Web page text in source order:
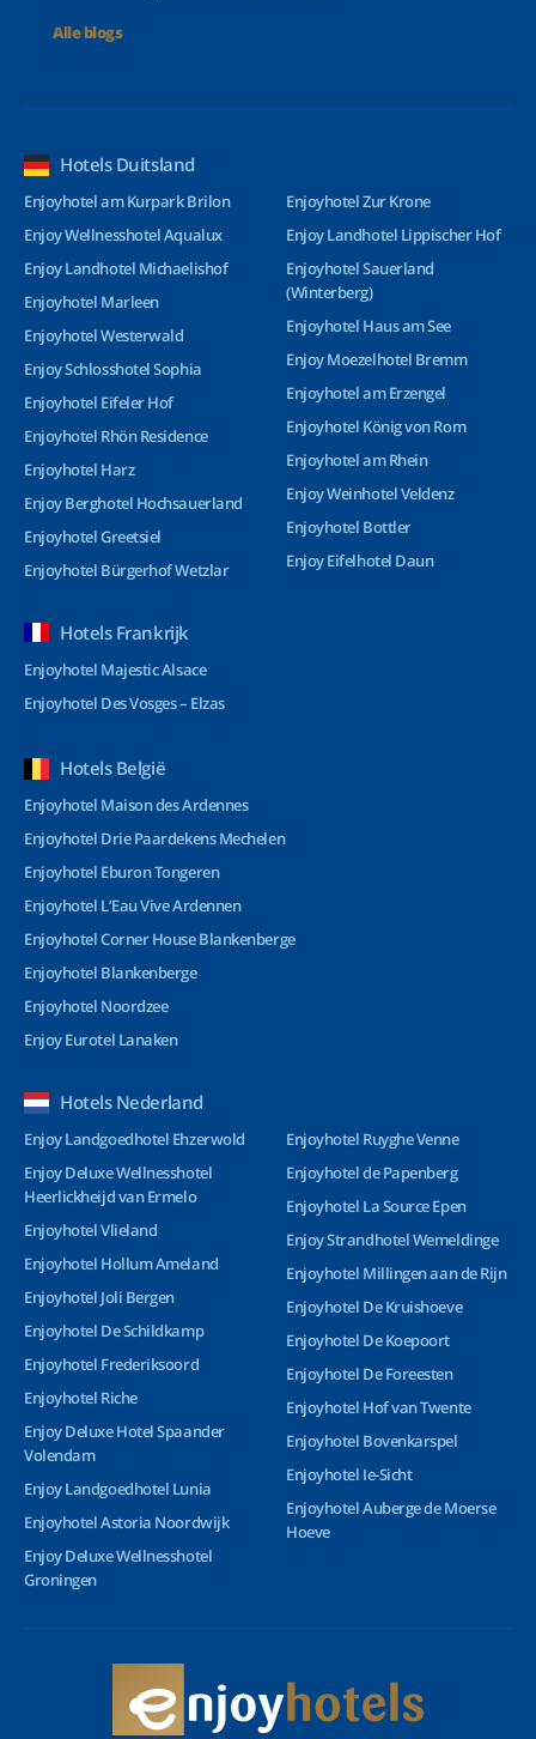
Alle blogs
Hotels Duitsland
Enjoyhotel am Kurpark Brilon
Enjoy Wellnesshotel Aqualux
Enjoy Landhotel Michaelishof
Enjoyhotel Marleen
Enjoyhotel Westerwald
Enjoy Schlosshotel Sophia
Enjoyhotel Eifeler Hof
Enjoyhotel Rhön Residence
Enjoyhotel Harz
Enjoy Berghotel Hochsauerland
Enjoyhotel Greetsiel
Enjoyhotel Bürgerhof Wetzlar
Enjoyhotel Zur Krone
Enjoy Landhotel Lippischer Hof
Enjoyhotel Sauerland
(Winterberg)
Enjoyhotel Haus am See
Enjoy Moezelhotel Bremm
Enjoyhotel am Erzengel
Enjoyhotel König von Rom
Enjoyhotel am Rhein
Enjoy Weinhotel Veldenz
Enjoyhotel Bottler
Enjoy Eifelhotel Daun
Hotels Frankrijk
Enjoyhotel Majestic Alsace
Enjoyhotel Des Vosges – Elzas
Hotels België
Enjoyhotel Maison des Ardennes
Enjoyhotel Drie Paardekens Mechelen
Enjoyhotel Eburon Tongeren
Enjoyhotel L’Eau Vive Ardennen
Enjoyhotel Corner House Blankenberge
Enjoyhotel Blankenberge
Enjoyhotel Noordzee
Enjoy Eurotel Lanaken
Hotels Nederland
Enjoy Landgoedhotel Ehzerwold
Enjoy Deluxe Wellnesshotel
Heerlickheijd van Ermelo
Enjoyhotel Vlieland
Enjoyhotel Hollum Ameland
Enjoyhotel Joli Bergen
Enjoyhotel De Schildkamp
Enjoyhotel Frederiksoord
Enjoyhotel Riche
Enjoy Deluxe Hotel Spaander
Volendam
Enjoy Landgoedhotel Lunia
Enjoyhotel Astoria Noordwijk
Enjoy Deluxe Wellnesshotel
Groningen
Enjoyhotel Ruyghe Venne
Enjoyhotel de Papenberg
Enjoyhotel La Source Epen
Enjoy Strandhotel Wemeldinge
Enjoyhotel Millingen aan de Rijn
Enjoyhotel De Kruishoeve
Enjoyhotel De Koepoort
Enjoyhotel De Foreesten
Enjoyhotel Hof van Twente
Enjoyhotel Bovenkarspel
Enjoyhotel Ie-Sicht
Enjoyhotel Auberge de Moerse
Hoeve